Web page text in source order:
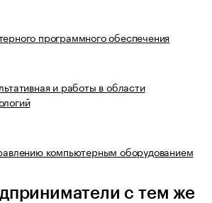
программного обеспечения
и работы в области
компьютерным оборудованием
с тем же